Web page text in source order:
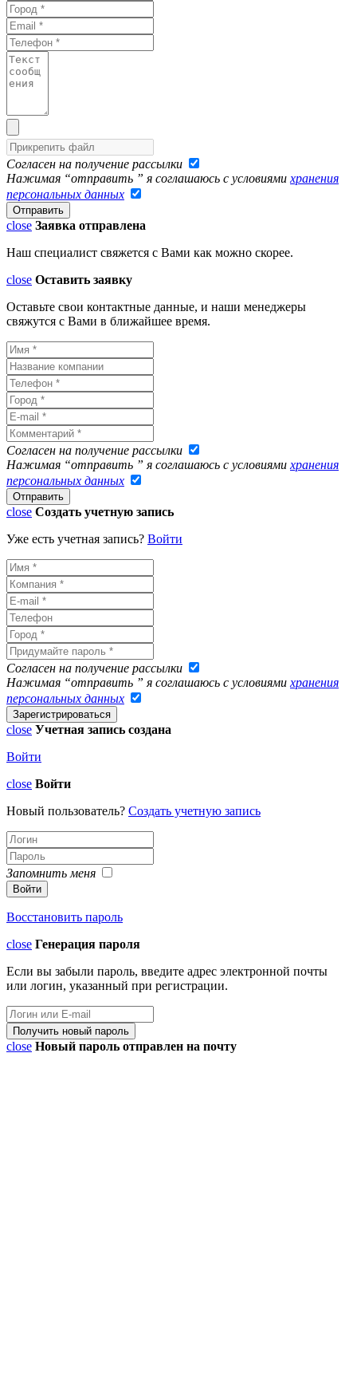
Согласен на получение рассылки
Нажимая “отправить ” я соглашаюсь с условиями хранения
персональных данных
close Заявка отправлена
Наш специалист свяжется с Вами как можно скорее.
close Оставить заявку
Оставьте свои контактные данные, и наши менеджеры
свяжутся с Вами в ближайшее время.
Согласен на получение рассылки
Нажимая “отправить ” я соглашаюсь с условиями хранения
персональных данных
close Создать учетную запись
Уже есть учетная запись? Войти
Согласен на получение рассылки
Нажимая “отправить ” я соглашаюсь с условиями хранения
персональных данных
close Учетная запись создана
Войти
close Войти
Новый пользователь? Создать учетную запись
Запомнить меня
Восстановить пароль
close Генерация пароля
Если вы забыли пароль, введите адрес электронной почты
или логин, указанный при регистрации.
close Новый пароль отправлен на почту